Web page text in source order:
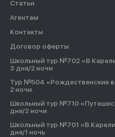
Статьи
Агентам
Контакты
Договор оферты
Школьный тур №702 «В
3 дня/2 ночи
Тур №504 «Рождественские
2 ночи.
Школьный тур №710
дня/2 ночи
Школьный тур №701 «В
дня/1 ночь